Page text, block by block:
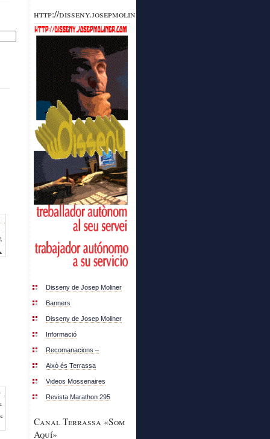
http://disseny.josepmoliner.com
Disseny de Josep Moliner
Banners
Disseny de Josep Moliner
Informació
Recomanacions –
Això és Terrassa
Videos Mossenaires
Revista Marathon 295
Canal Terrassa «Som
Aquí»